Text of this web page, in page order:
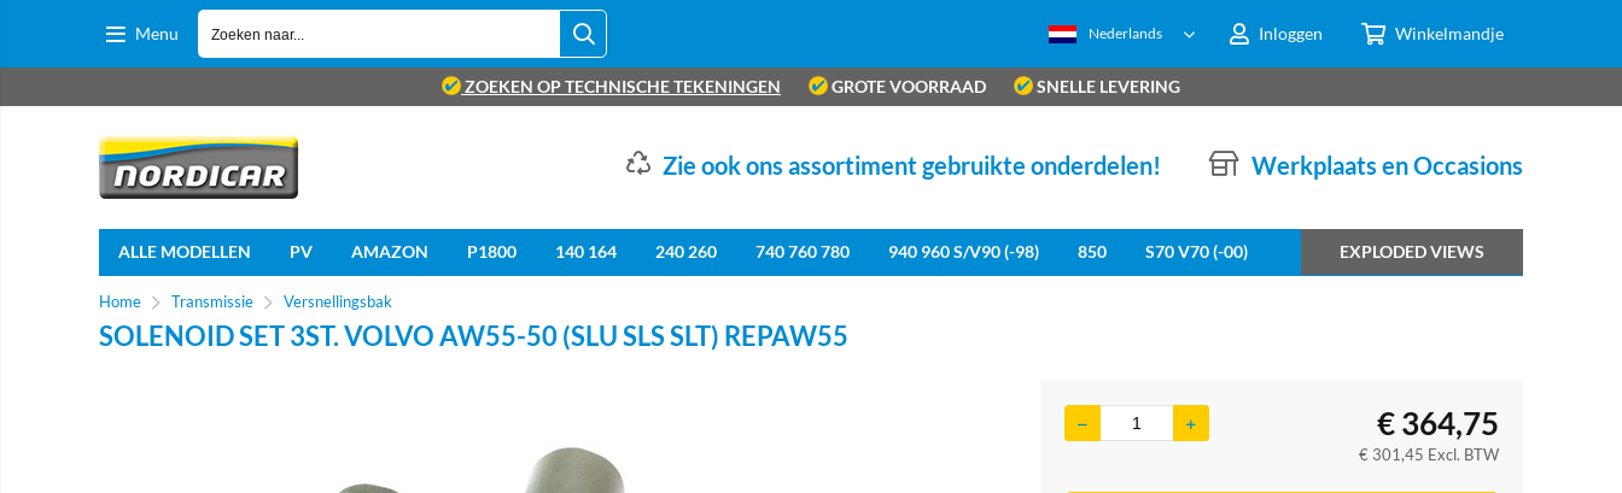
Menu Inloggen Winkelmandje
Nederlands
ZOEKEN OP TECHNISCHE TEKENINGEN GROTE VOORRAAD SNELLE LEVERING
Werkplaats en Occasions
Zie ook ons assortiment gebruikte onderdelen!
ALLE MODELLEN PV AMAZON P1800 140 164 240 260 740 760 780 940 960 S/V90 (-98) 850 S70 V70 (-00) EXPLODED VIEWS
Home Transmissie Versnellingsbak
SOLENOID SET 3ST. VOLVO AW55-50 (SLU SLS SLT) REPAW55
€364,75
€ 301,45 Excl. BTW